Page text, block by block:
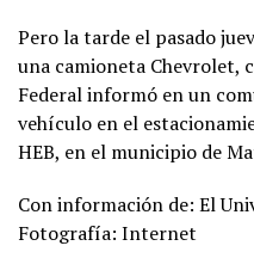
Pero la tarde el pasado
una camioneta Chevrolet,
Federal informó en un
vehículo en el
HEB, en el municipio de
Con información de: El
Fotografía: Internet